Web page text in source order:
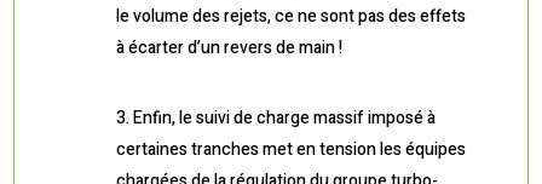
le volume des rejets, ce ne sont pas des effets
à écarter d’un revers de main !
Enfin, le suivi de charge massif imposé à
certaines tranches met en tension les équipes